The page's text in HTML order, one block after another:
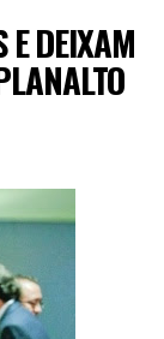
E DEIXAM